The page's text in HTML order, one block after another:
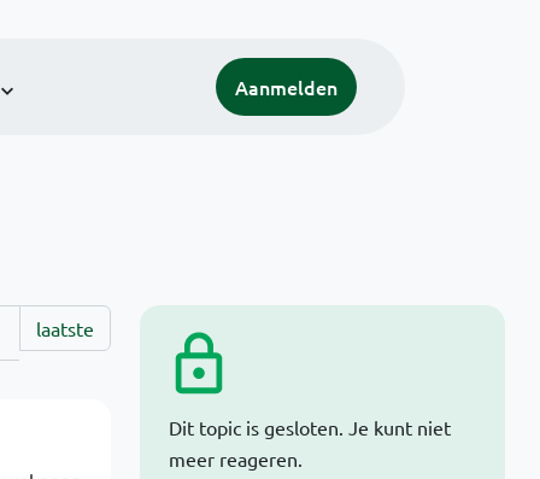
Aanmelden
Dit topic is gesloten. Je kunt niet
meer reageren.
laatste